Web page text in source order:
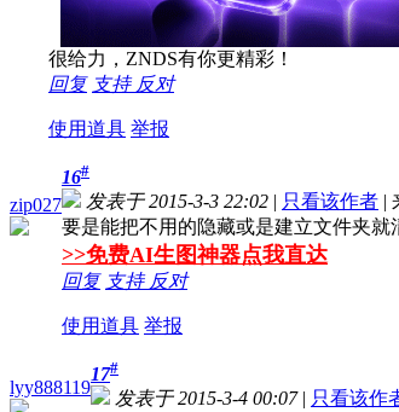
很给力，ZNDS有你更精彩！
回复 支持 反对
使用道具 举报
zip027
16#
发表于 2015-3-3 22:02 | 只看该作者 |
要是能把不用的隐藏或是建立文件夹就
>>免费AI生图神器点我直达
回复 支持 反对
使用道具 举报
lyy888119
17#
发表于 2015-3-4 00:07 | 只看该作